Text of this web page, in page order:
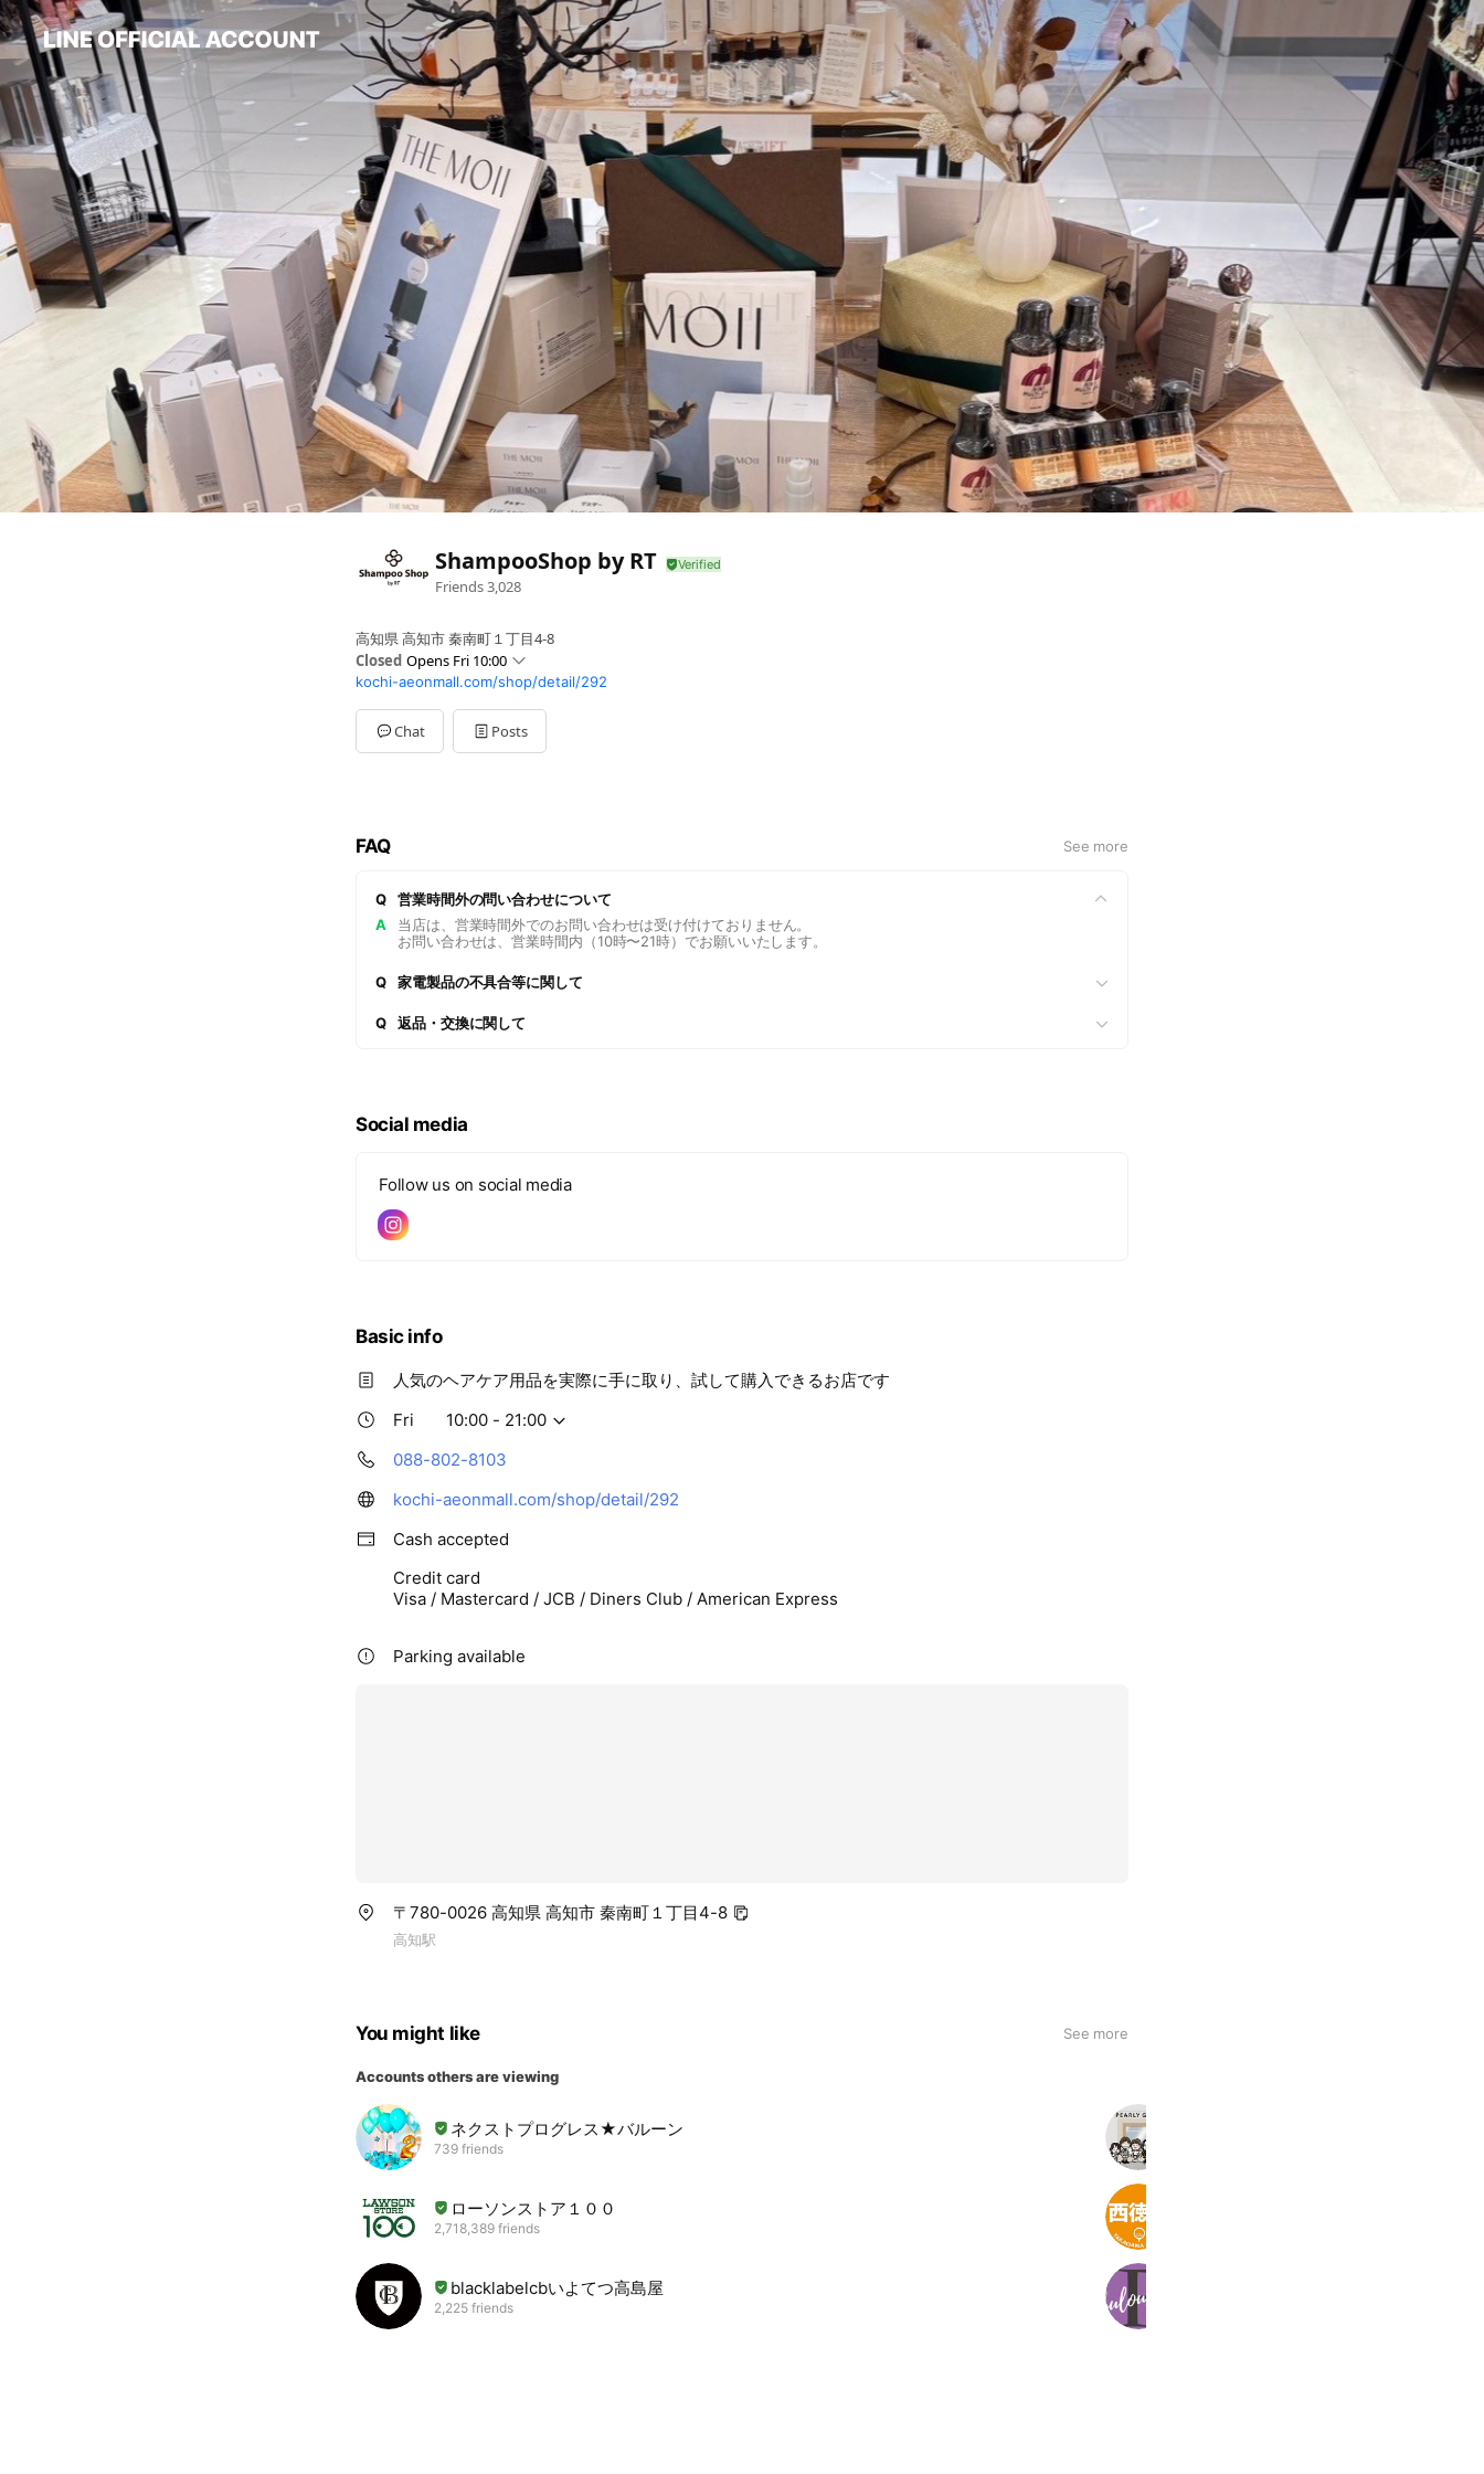
ShampooShop by RT
Friends3,028
高知県 高知市 秦南町１丁目4-8
Closed Opens Fri 10:00
Sun10:00 - 21:00
Mon10:00 - 21:00
Tue10:00 - 21:00
Wed10:00 - 21:00
kochi-aeonmall.com/shop/detail/292
Chat Posts
FAQ See more
Q
営業時間外の問い合わせについて
A
当店は、営業時間外でのお問い合わせは受け付けておりません。
お問い合わせは、営業時間内（10時〜21時）でお願いいたします。
Q 家電製品の不具合等に関して
Q 返品・交換に関して
Social media
Follow us on social media
Basic info
人気のヘアケア用品を実際に手に取り、試して購入できるお店です
Fri
10:00 - 21:00
088-802-8103
kochi-aeonmall.com/shop/detail/292
Cash accepted
Credit card
Visa / Mastercard / JCB / Diners Club / American Express
Parking available
〒780-0026 高知県 高知市 秦南町１丁目4-8
高知駅
You might like See more
Accounts others are viewing
ネクストプログレス★バルーン
739 friends
ローソンストア１００
2,718,389 friends
blacklabelcbいよてつ高島屋
2,225 friends